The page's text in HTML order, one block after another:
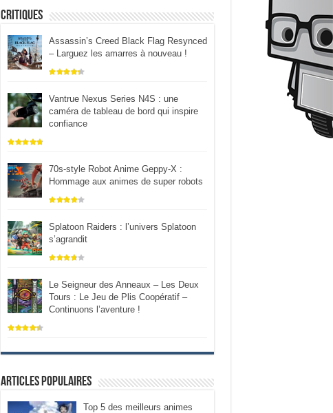
Critiques
Assassin’s Creed Black Flag Resynced
– Larguez les amarres à nouveau !
Vantrue Nexus Series N4S : une
caméra de tableau de bord qui inspire
confiance
70s-style Robot Anime Geppy-X :
Hommage aux animes de super robots
Splatoon Raiders : l’univers Splatoon
s’agrandit
Le Seigneur des Anneaux – Les Deux
Tours : Le Jeu de Plis Coopératif –
Continuons l’aventure !
Articles populaires
Top 5 des meilleurs animes